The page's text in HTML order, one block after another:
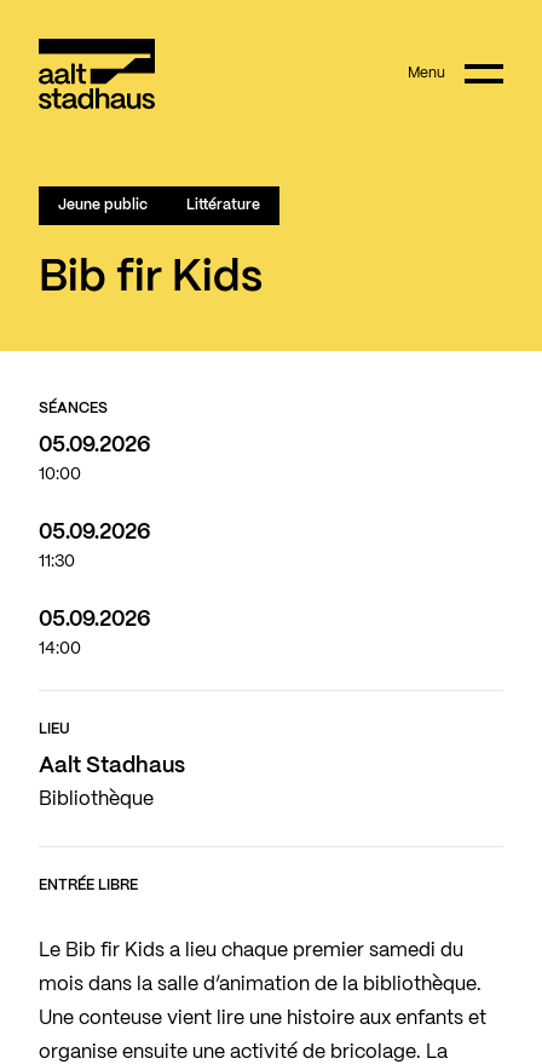
Main content Menu
Jeune public Littérature
Bib fir Kids
SÉANCES
05.09.2026
10:00
05.09.2026
11:30
05.09.2026
14:00
LIEU
Aalt Stadhaus
Bibliothèque
ENTRÉE LIBRE
Le Bib fir Kids a lieu chaque premier samedi du
mois dans la salle d’animation de la bibliothèque.
Une conteuse vient lire une histoire aux enfants et
organise ensuite une activité de bricolage. La